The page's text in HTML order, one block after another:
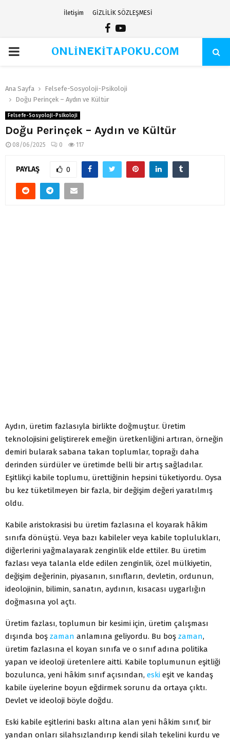
İletişim GİZLİLİK SÖZLEŞMESİ
Facebook
Youtube
PRIMARYONLİNEKİTAPOKU.COM
Ana Sayfa
Felsefe-Sosyoloji-Psikoloji
Doğu Perinçek – Aydın ve Kültür
Felsefe-Sosyoloji-Psikoloji
Doğu Perinçek – Aydın ve Kültür
08/06/2025 0 117
PAYLAŞ 0
Aydın, üretim fazlasıyla birlikte doğmuştur. Üretim
teknolojisini geliştirerek emeğin üretkenliğini artıran, örneğin
demiri bularak sabana takan toplumlar, toprağı daha
derinden sürdüler ve üretimde belli bir artış sağladılar.
Eşitlikçi kabile toplumu, ürettiğinin hepsini tüketiyordu. Oysa
bu kez tüketilmeyen bir fazla, bir değişim değeri yaratılmış
oldu.
Kabile aristokrasisi bu üretim fazlasına el koyarak hâkim
sınıfa dönüştü. Veya bazı kabileler veya kabile toplulukları,
diğerlerini yağmalayarak zenginlik elde ettiler. Bu üretim
fazlası veya talanla elde edilen zenginlik, özel mülkiyetin,
değişim değerinin, piyasanın, sınıfların, devletin, ordunun,
ideolojinin, bilimin, sanatın, aydının, kısacası uygarlığın
doğmasına yol açtı.
Üretim fazlası, toplumun bir kesimi için, üretim çalışması
dışında boş zaman anlamına geliyordu. Bu boş zaman,
üretim fazlasına el koyan sınıfa ve o sınıf adına politika
yapan ve ideoloji üretenlere aitti. Kabile toplumunun eşitliği
bozulunca, yeni hâkim sınıf açısından, eski eşit ve kandaş
kabile üyelerine boyun eğdirmek sorunu da ortaya çıktı.
Devlet ve ideoloji böyle doğdu.
Eski kabile eşitlerini baskı altına alan yeni hâkim sınıf, bir
yandan onları silahsızlandırıp kendi silah tekelini kurdu ve